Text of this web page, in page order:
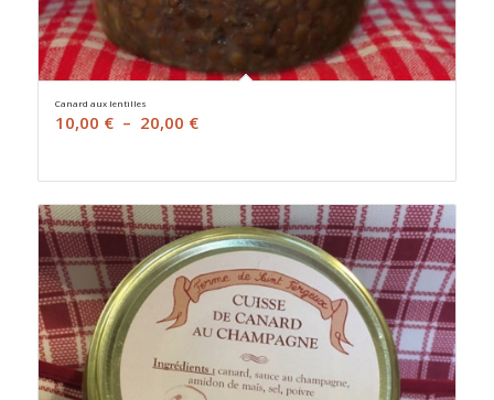
Canard aux lentilles
10,00 € – 20,00 €Plage
10,00 €
à
20,00 €